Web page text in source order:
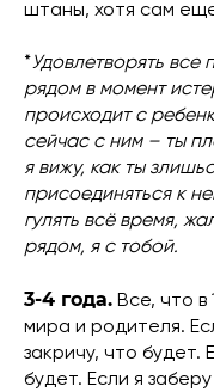
штаны, хотя сам
*Удовлетворять все
рядом в момент
происходит с
сейчас с ним – ты
я вижу, как ты
присоединяться к
гулять всё время,
рядом, я с тобой.
3-4 года. Все, что
мира и родителя.
закричу, что будет.
будет. Если я